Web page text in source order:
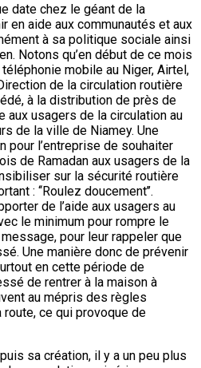
date chez le géant de la
en aide aux communautés et aux
à sa politique sociale ainsi
Notons qu’en début de ce mois
mobile au Niger, Airtel,
de la circulation routière
à la distribution de près de
aux usagers de la circulation au
de la ville de Niamey. Une
pour l’entreprise de souhaiter
de Ramadan aux usagers de la
sur la sécurité routière
: ‘‘Roulez doucement’’.
de l’aide aux usagers au
le minimum pour rompre le
pour leur rappeler que
Une manière donc de prévenir
en cette période de
de rentrer à la maison à
au mépris des règles
ce qui provoque de
sa création, il y a un peu plus